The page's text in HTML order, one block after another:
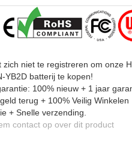
zich niet te registreren om onze
YB2D batterij te kopen!
100% nieuw + 1 jaar
terug + 100% Veilig Winkelen
+ Snelle verzending.
contact op over dit product